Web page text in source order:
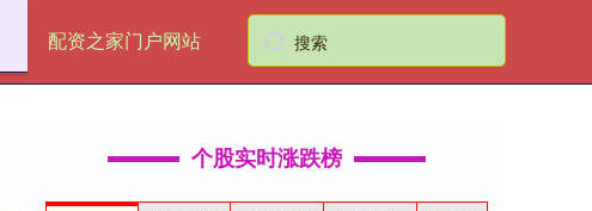
配资之家门户网站
个股实时涨跌榜